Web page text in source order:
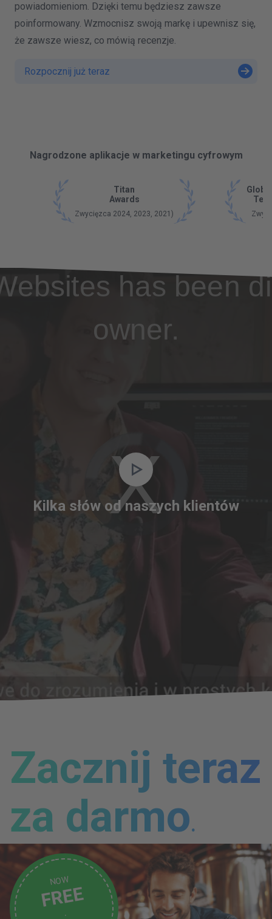
powiadomieniom. Dzięki temu będziesz zawsze
poinformowany. Wzmocnisz swoją markę i upewnisz się,
że zawsze wiesz, co mówią recenzje.
Rozpocznij już teraz
Nagrodzone aplikacje w marketingu cyfrowym
Titan
Awards
Zwycięzca 2024, 2023, 2021)
Kilka słów od naszych klientów
Video
Player
loading.
has been
owner.
Zacznij teraz
za darmo.
NOW
FREE
.